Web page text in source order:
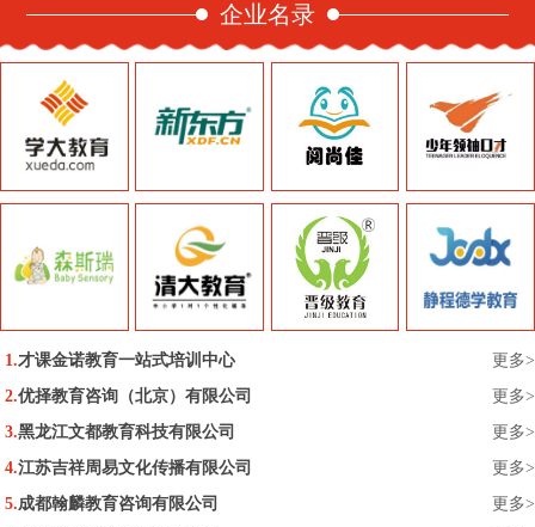
企业名录
才课金诺教育一站式培训中心
更多>
优择教育咨询（北京）有限公司
更多>
黑龙江文都教育科技有限公司
更多>
江苏吉祥周易文化传播有限公司
更多>
成都翰麟教育咨询有限公司
更多>